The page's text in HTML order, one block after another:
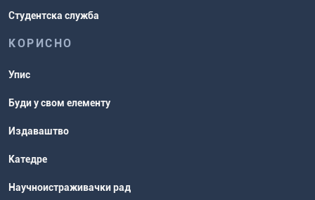
Студентска служба
КОРИСНО
Упис
Буди у свом елементу
Издаваштво
Катедре
Научноистраживачки рад